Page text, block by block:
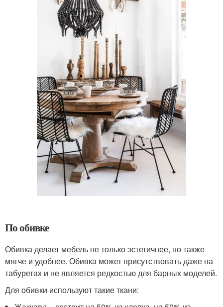
По обивке
Обивка делает мебель не только эстетичнее, но также
мягче и удобнее. Обивка может присутствовать даже на
табуретах и не является редкостью для барных моделей.
Для обивки используют такие ткани: